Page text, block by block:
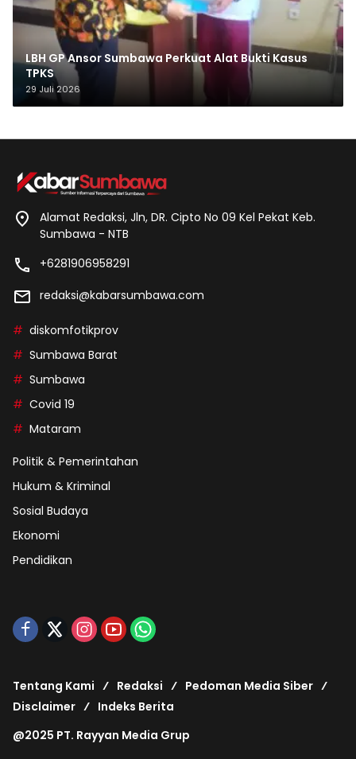
LBH GP Ansor Sumbawa Perkuat Alat Bukti Kasus
TPKS
29 Juli 2026
Alamat Redaksi, Jln, DR. Cipto No 09 Kel Pekat Keb.
Sumbawa - NTB
+6281906958291
redaksi@kabarsumbawa.com
diskomfotikprov
Sumbawa Barat
Sumbawa
Covid 19
Mataram
Politik & Pemerintahan
Hukum & Kriminal
Sosial Budaya
Ekonomi
Pendidikan
Tentang Kami Redaksi
Pedoman Media Siber
Disclaimer
Indeks Berita
@2025 PT. Rayyan Media Grup